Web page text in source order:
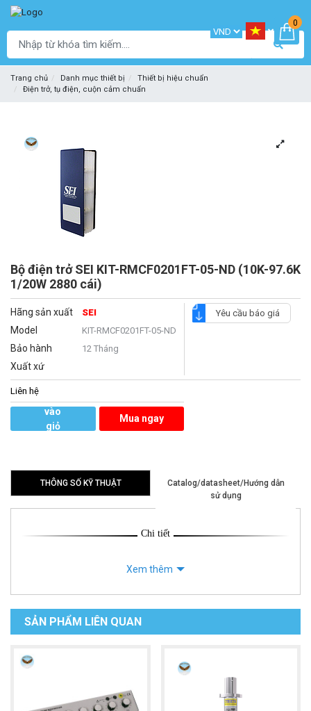
0
Trang chủ Danh mục thiết bị
Thiết bị hiệu chuẩn
Điện trở, tụ điện, cuộn cảm chuẩn
Bộ điện trở SEI KIT-RMCF0201FT-05-ND (10K-97.6K
1/20W 2880 cái)
Hãng sản xuất SEI
Model KIT-RMCF0201FT-05-ND
Bảo hành 12 Tháng
Xuất xứ
Yêu cầu báo giá
Liên hệ
vào
giỏ
Mua ngay
THÔNG SỐ KỸ THUẬT
Catalog/datasheet/Hướng dẫn
sử dụng
Chi tiết
Xem thêm
SẢN PHẨM LIÊN QUAN